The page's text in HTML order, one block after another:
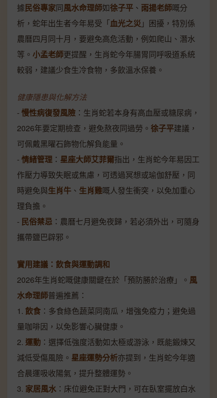
據民俗專家同風水命理師如徐子平 、 雨揚老師嘅分
析，蛇年出生者今年易受「血光之災 」困擾，特別係
農曆四月同十月，要避免高危活動，例如爬山、潛水
等。 小孟老師更提醒，生肖蛇今年腸胃同呼吸道系統
較弱，建議少食生冷食物，多飲溫水保養。
健康隱患與化解方法
-慢性病復發風險 ：生肖蛇若本身有高血壓或糖尿病，
2026年要定期檢查，避免熬夜同過勞。 徐子平建議，
可佩戴黑曜石飾物化解負能量。
-情緒管理 ： 星座大師艾菲爾指出，生肖蛇今年易因工
作壓力導致失眠或焦慮，可透過冥想或瑜伽舒壓，同
時避免與生肖牛 、 生肖雞嘅人發生衝突，以免加重心
理負擔。
- 民俗禁忌 ：農曆七月避免夜歸，若必須外出，可隨身
攜帶鹽巴辟邪。
實用建議：飲食與運動調和
2026年生肖蛇嘅健康關鍵在於「預防勝於治療」。 風
水命理師普遍推薦：
1. 飲食 ：多食綠色蔬菜同南瓜，增強免疫力；避免過
量咖啡因，以免影響心臟健康。
2. 運動 ：選擇低強度活動如太極或游泳，既能鍛煉又
減低受傷風險。 星座運勢分析亦提到，生肖蛇今年適
合晨運吸收陽氣，提升整體運勢。
3. 家居風水 ：床位避免正對大門，可在臥室擺放白水